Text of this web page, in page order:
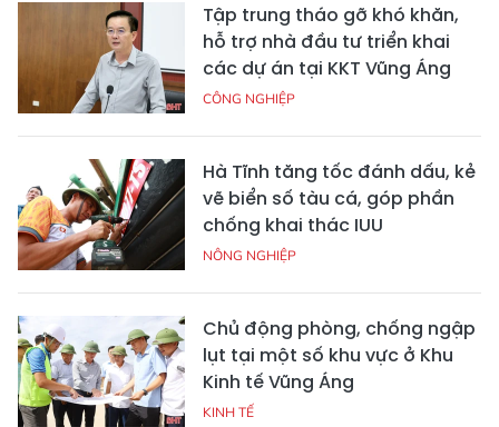
Tập trung tháo gỡ khó khăn,
hỗ trợ nhà đầu tư triển khai
các dự án tại KKT Vũng Áng
CÔNG NGHIỆP
Hà Tĩnh tăng tốc đánh dấu, kẻ
vẽ biển số tàu cá, góp phần
chống khai thác IUU
NÔNG NGHIỆP
Chủ động phòng, chống ngập
lụt tại một số khu vực ở Khu
Kinh tế Vũng Áng
KINH TẾ